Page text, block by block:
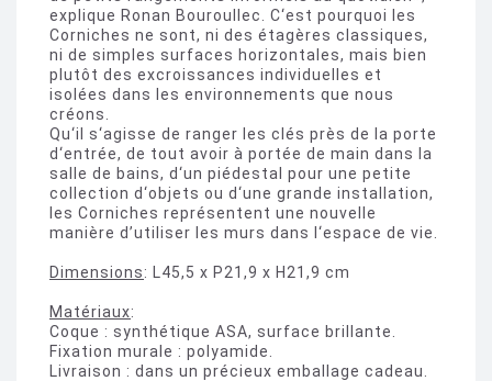
explique Ronan Bouroullec. C‘est pourquoi les
Corniches ne sont, ni des étagères classiques,
ni de simples surfaces horizontales, mais bien
plutôt des excroissances individuelles et
isolées dans les environnements que nous
créons.
Qu‘il s‘agisse de ranger les clés près de la porte
d‘entrée, de tout avoir à portée de main dans la
salle de bains, d‘un piédestal pour une petite
collection d‘objets ou d‘une grande installation,
les Corniches représentent une nouvelle
manière d’utiliser les murs dans l‘espace de vie.
Dimensions: L45,5 x P21,9 x H21,9 cm
Matériaux:
Coque : synthétique ASA, surface brillante.
Fixation murale : polyamide.
Livraison : dans un précieux emballage cadeau.